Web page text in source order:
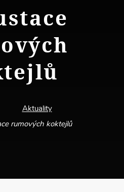
Aktuality
rumových koktejlů